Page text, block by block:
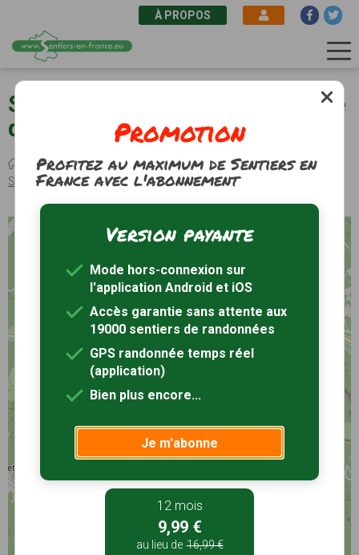
au
contenu
principal
À PROPOS
Salignac-Eyvigues (24) - Boucle
de la forêt
Fil
d'Ariane
Sentiers de randonnée Nouvelle-Aquitaine
Dordogne
Salignac-Eyvigues Randonnée Boucle de la forêt
Promotion
Profitez au maximum de Sentiers en
France avec l'abonnement
Version payante
Mode hors-connexion sur
l'application Android et iOS
Accès garantie sans attente aux
19000 sentiers de randonnées
GPS randonnée temps réel
(application)
Bien plus encore...
Je m'abonne
12 mois
9,99 €
au lieu de 16,99 €